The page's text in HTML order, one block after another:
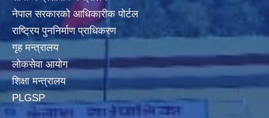
नेपाल सरकारको आधिकारीक पोर्टल
राष्ट्रिय पुननिर्माण प्राधिकरण
गृह मन्त्रालय
लोकसेवा आयोग
शिक्षा मन्त्रालय
PLGSP